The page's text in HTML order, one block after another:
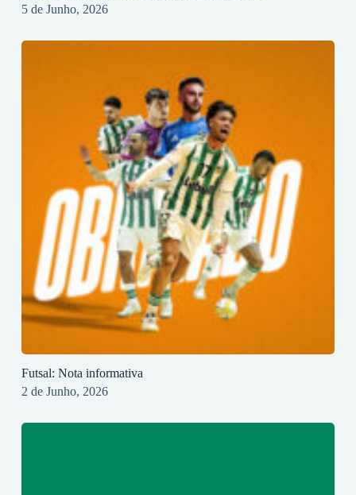
5 de Junho, 2026
Futsal: Nota informativa
2 de Junho, 2026